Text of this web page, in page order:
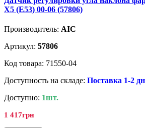
X5 (E53) 00-06 (57806)
Производитель: AIC
Артикул: 57806
Код товара: 71550-04
Доступность на складе: Поставка 1-2
Доступно: 1шт.
1 417грн